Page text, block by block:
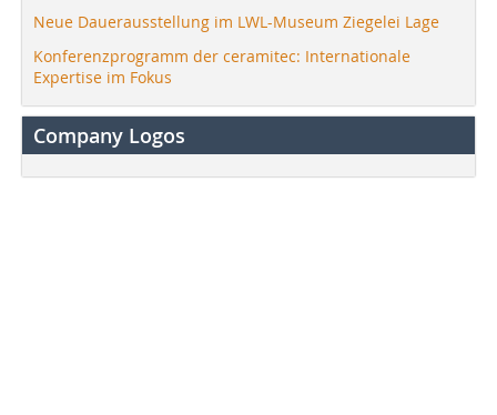
Neue Dauerausstellung im LWL-Museum Ziegelei Lage
Konferenzprogramm der ceramitec: Internationale
Expertise im Fokus
Company Logos